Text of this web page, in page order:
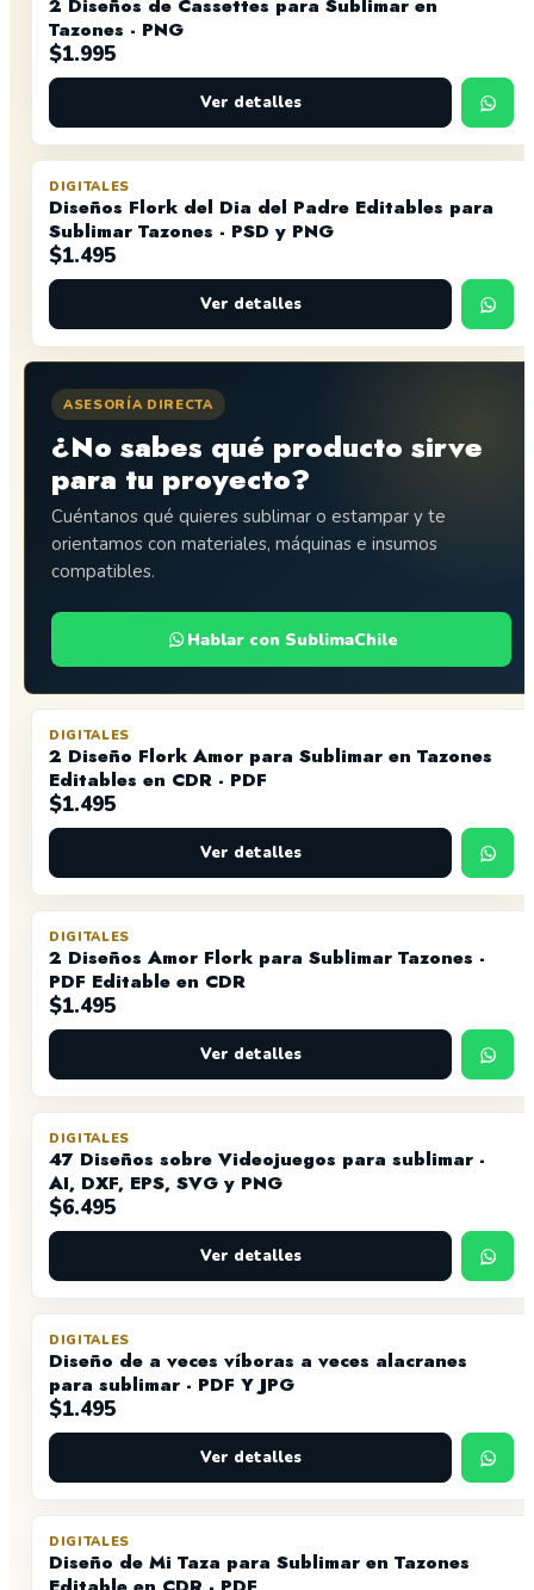
2 Diseños de Cassettes para Sublimar en
Tazones - PNG
$1.995
Ver detalles
DIGITALES
Diseños Flork del Dia del Padre Editables para
Sublimar Tazones - PSD y PNG
$1.495
Ver detalles
ASESORÍA DIRECTA
¿No sabes qué producto sirve
para tu proyecto?
Cuéntanos qué quieres sublimar o estampar y te
orientamos con materiales, máquinas e insumos
compatibles.
Hablar con SublimaChile
DIGITALES
2 Diseño Flork Amor para Sublimar en Tazones
Editables en CDR - PDF
$1.495
Ver detalles
DIGITALES
2 Diseños Amor Flork para Sublimar Tazones -
PDF Editable en CDR
$1.495
Ver detalles
DIGITALES
47 Diseños sobre Videojuegos para sublimar -
AI, DXF, EPS, SVG y PNG
$6.495
Ver detalles
DIGITALES
Diseño de a veces víboras a veces alacranes
para sublimar - PDF Y JPG
$1.495
Ver detalles
DIGITALES
Diseño de Mi Taza para Sublimar en Tazones